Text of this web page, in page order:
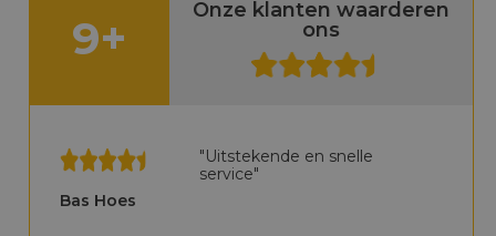
9+
Onze klanten waarderen
ons
Bas Hoes
"Uitstekende en snelle
service"